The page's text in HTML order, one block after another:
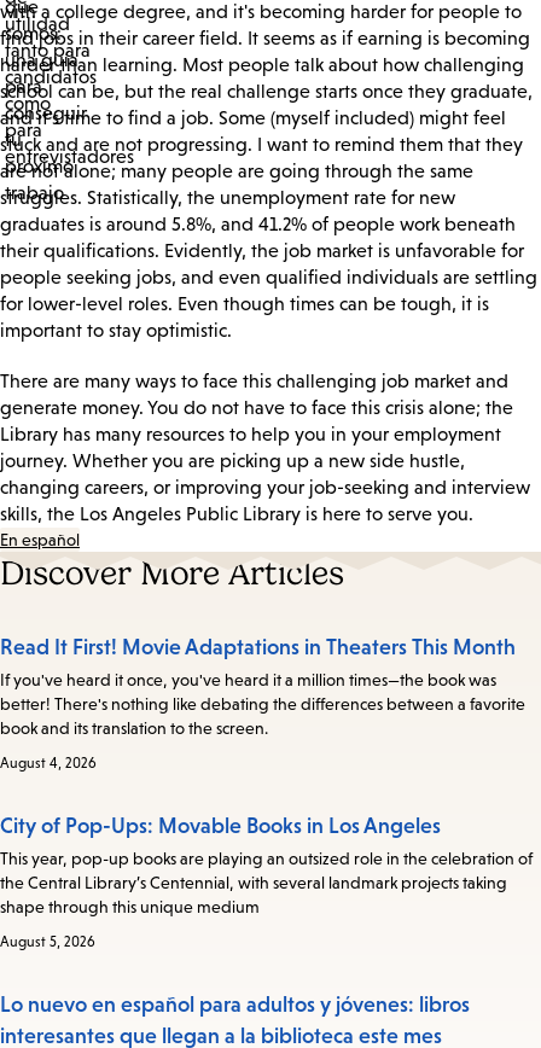
with a college degree, and it's becoming harder for people to
find jobs in their career field. It seems as if earning is becoming
harder than learning. Most people talk about how challenging
school can be, but the real challenge starts once they graduate,
and it's time to find a job. Some (myself included) might feel
stuck and are not progressing. I want to remind them that they
are not alone; many people are going through the same
struggles. Statistically, the unemployment rate for new
graduates is around 5.8%, and 41.2% of people work beneath
their qualifications. Evidently, the job market is unfavorable for
people seeking jobs, and even qualified individuals are settling
for lower-level roles. Even though times can be tough, it is
important to stay optimistic.
There are many ways to face this challenging job market and
generate money. You do not have to face this crisis alone; the
Library has many resources to help you in your employment
journey. Whether you are picking up a new side hustle,
changing careers, or improving your job-seeking and interview
skills, the Los Angeles Public Library is here to serve you.
En español
Discover More Articles
Read It First! Movie Adaptations in Theaters This Month
If you've heard it once, you've heard it a million times—the book was
better! There's nothing like debating the differences between a favorite
book and its translation to the screen.
August 4, 2026
City of Pop-Ups: Movable Books in Los Angeles
This year, pop-up books are playing an outsized role in the celebration of
the Central Library’s Centennial, with several landmark projects taking
shape through this unique medium
August 5, 2026
Lo nuevo en español para adultos y jóvenes: libros
interesantes que llegan a la biblioteca este mes